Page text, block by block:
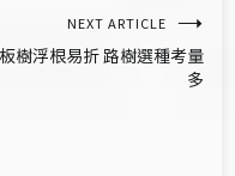
NEXT ARTICLE
樹浮根易折 路樹選種考量
多